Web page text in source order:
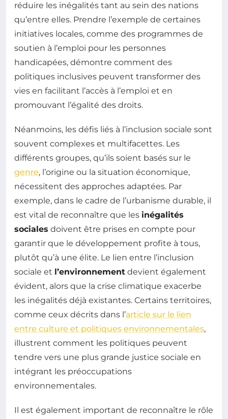
réduire les inégalités tant au sein des nations
qu’entre elles. Prendre l’exemple de certaines
initiatives locales, comme des programmes de
soutien à l’emploi pour les personnes
handicapées, démontre comment des
politiques inclusives peuvent transformer des
vies en facilitant l’accès à l’emploi et en
promouvant l’égalité des droits.
Néanmoins, les défis liés à l’inclusion sociale sont
souvent complexes et multifacettes. Les
différents groupes, qu’ils soient basés sur le
genre, l’origine ou la situation économique,
nécessitent des approches adaptées. Par
exemple, dans le cadre de l’urbanisme durable, il
est vital de reconnaître que les inégalités
sociales doivent être prises en compte pour
garantir que le développement profite à tous,
plutôt qu’à une élite. Le lien entre l’inclusion
sociale et l’environnement devient également
évident, alors que la crise climatique exacerbe
les inégalités déjà existantes. Certains territoires,
comme ceux décrits dans l’article sur le lien
entre culture et politiques environnementales,
illustrent comment les politiques peuvent
tendre vers une plus grande justice sociale en
intégrant les préoccupations
environnementales.
Il est également important de reconnaître le rôle